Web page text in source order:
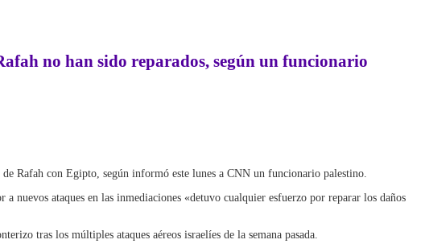
no han sido reparados, según un funcionario
Rafah con Egipto, según informó este lunes a CNN un funcionario palestino.
ataques en las inmediaciones «detuvo cualquier esfuerzo por reparar los daños
tras los múltiples ataques aéreos israelíes de la semana pasada.